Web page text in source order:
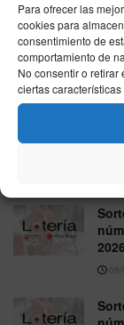
Para ofrecer las
cookies para
consentimiento de
comportamiento de
No consentir o retirar
ciertas
2026
08/